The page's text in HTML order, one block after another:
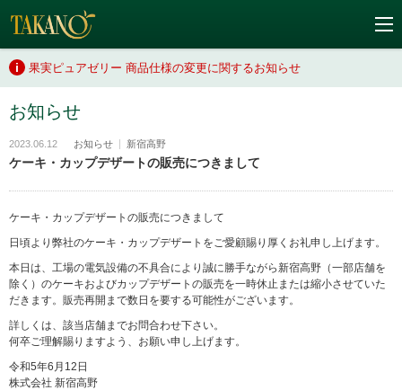
果実ピュアゼリー 商品仕様の変更に関するお知らせ
お知らせ
2023.06.12 お知らせ 新宿高野
ケーキ・カップデザートの販売につきまして
ケーキ・カップデザートの販売につきまして
日頃より弊社のケーキ・カップデザートをご愛顧賜り厚くお礼申し上げます。
本日は、工場の電気設備の不具合により誠に勝手ながら新宿高野（一部店舗を
除く）のケーキおよびカップデザートの販売を一時休止または縮小させていた
だきます。販売再開まで数日を要する可能性がございます。
詳しくは、該当店舗までお問合わせ下さい。
何卒ご理解賜りますよう、お願い申し上げます。
令和5年6月12日
株式会社 新宿高野